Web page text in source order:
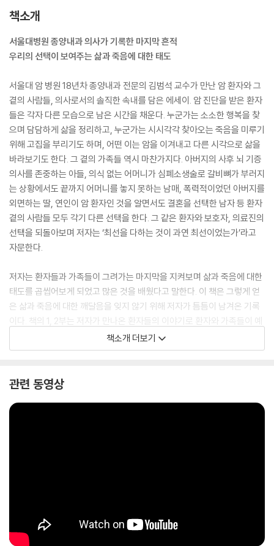
책소개
서울대병원 종양내과 의사가 기록한 마지막 흔적
우리의 선택이 보여주는 삶과 죽음에 대한 태도
서울대 암 병원 18년차 종양내과 전문의 김범석 교수가 만난 암 환자와 그
곁의 사람들, 의사로서의 솔직한 속내를 담은 에세이. 암 진단을 받은 환자
들은 각자 다른 모습으로 남은 시간을 채운다. 누군가는 소소한 행복을 찾
으며 담담하게 삶을 정리하고, 누군가는 시시각각 찾아오는 죽음을 미루기
위해 고집을 부리기도 하며, 어떤 이는 암을 이겨내고 다른 시각으로 삶을
바라보기도 한다. 그 곁의 가족들 역시 마찬가지다. 아버지의 사후 뇌 기증
의사를 존중하는 아들, 의식 없는 어머니가 심폐소생술로 갈비뼈가 부러지
는 상황에서도 끝까지 어머니를 놓지 못하는 남매, 폭력적이었던 아버지를
외면하는 딸, 연인이 암 환자인 것을 알면서도 결혼을 선택한 남자 등 환자
곁의 사람들 모두 각기 다른 선택을 한다. 그 같은 환자와 보호자, 의료진의
선택을 되돌아보며 저자는 ‘최선을 다하는 것이 과연 최선이었는가’라고
자문한다.
저자는 환자들과 가족들이 그려가는 마지막을 지켜보며 삶과 죽음에 대한
태도를 곱씹어보게 되었고 많은 것을 배웠다고 말한다. 이 책은 그렇게 얻
은 삶과 죽음에 대한 깨달음을 잊지 않기 위해 저자가 틈틈이 남겨온 기록
이다. 책의 1, 2부는 저자가 만나온 환자들의 이야기로 환자와 가족들이 예
정된 죽음과 남은 삶을 어떻게 대하는지를 엿볼 수 있다. 3, 4부는 암 환자
를 치료하는 의사로서의 고민과 생각들을 엿볼 수 있다. 책 속의 사람들의
이 보여주는 삶과 죽음에 태도는 우리에게도 같은 질문을 던진다. 피할 수
책소개 더보기
관련 동영상